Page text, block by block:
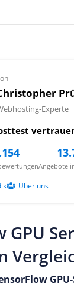
Experte
Angebote
Über uns
GPU